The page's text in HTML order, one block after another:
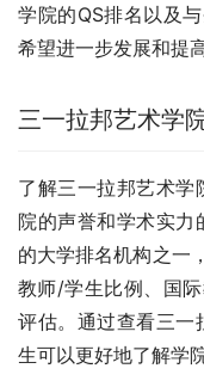
学院的QS排名以及
希望进一步发展和提
三一拉邦艺术学
了解三一拉邦艺术学
院的声誉和学术实力
的大学排名机构之一
教师/学生比例、国
评估。通过查看三一
生可以更好地了解学